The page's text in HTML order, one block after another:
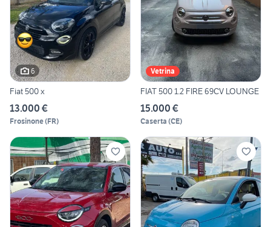
6
Fiat 500 x
13.000 €
Frosinone(FR)
Vetrina
FIAT 500 1.2 FIRE 69CV LOUNGE
15.000 €
Caserta (CE)